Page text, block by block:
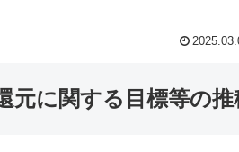
元に関する目標等の推